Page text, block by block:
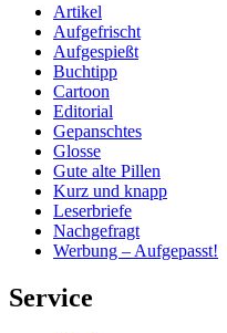
Artikel
Aufgefrischt
Aufgespießt
Buchtipp
Cartoon
Editorial
Gepanschtes
Glosse
Gute alte Pillen
Kurz und knapp
Leserbriefe
Nachgefragt
Werbung – Aufgepasst!
Service